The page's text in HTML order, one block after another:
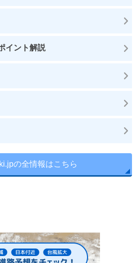
イント解説
の全情報はこちら